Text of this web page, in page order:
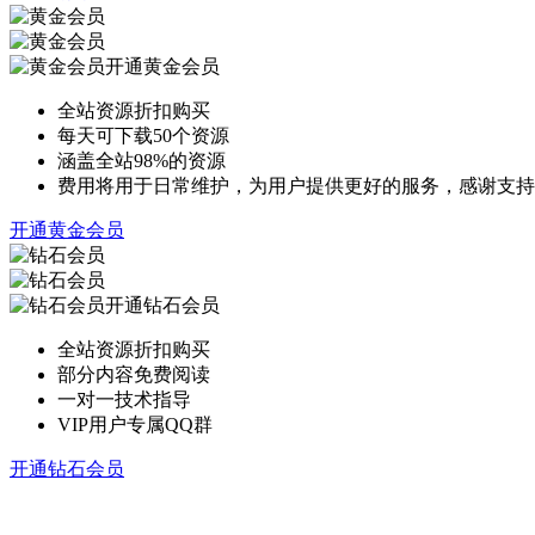
开通黄金会员
全站资源折扣购买
每天可下载50个资源
涵盖全站98%的资源
费用将用于日常维护，为用户提供更好的服务，感谢支持
开通黄金会员
开通钻石会员
全站资源折扣购买
部分内容免费阅读
一对一技术指导
VIP用户专属QQ群
开通钻石会员